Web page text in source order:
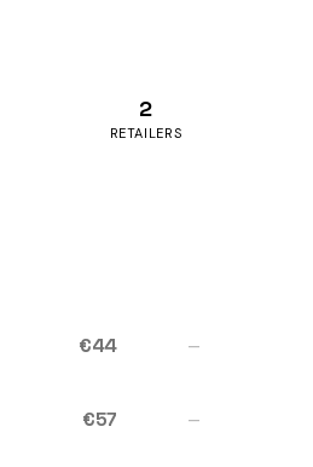
2
RETAILERS
€44 —
€57 —